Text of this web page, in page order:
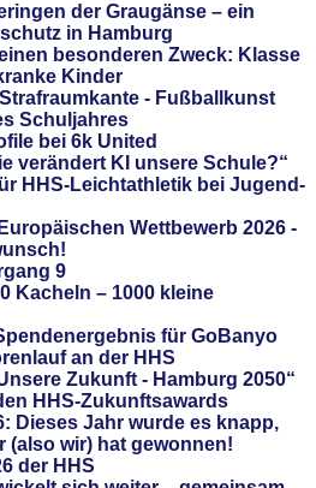
der Graugänse – ein
in Hamburg
besonderen Zweck: Klasse
Kinder
- Fußballkunst
Schuljahres
bei 6k United
verändert KI unsere Schule?“
HHS-Leichtathletik bei Jugend-
Wettbewerb 2026 -
9
Kacheln – 1000 kleine
für GoBanyo
an der HHS
Zukunft - Hamburg 2050“
HHS-Zukunftsawards
Dieses Jahr wurde es knapp,
(also wir) hat gewonnen!
der HHS